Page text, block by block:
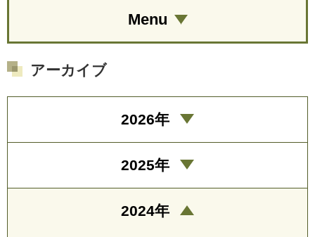
Menu
アーカイブ
2026年
2025年
2024年